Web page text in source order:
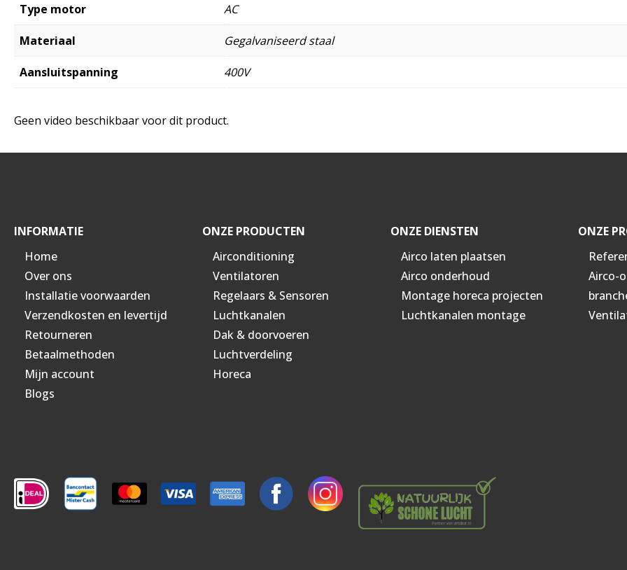
Type motor AC
Materiaal Gegalvaniseerd staal
Aansluitspanning 400V
Geen video beschikbaar voor dit product.
INFORMATIE
Home
Over ons
Installatie voorwaarden
Verzendkosten en levertijd
Retourneren
Betaalmethoden
Mijn account
Blogs
ONZE PRODUCTEN
Airconditioning
Ventilatoren
Regelaars & Sensoren
Luchtkanalen
Dak & doorvoeren
Luchtverdeling
Horeca
ONZE DIENSTEN
Airco laten plaatsen
Airco onderhoud
Montage horeca projecten
Luchtkanalen montage
ONZE
Airco-